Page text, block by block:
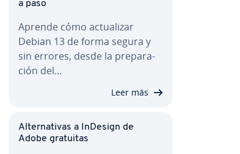
a paso
Aprende cómo ac­tua­li­zar
Debian 13 de forma segura y
sin errores, desde la pre­pa­ra­
ción del…
Leer más
Al­te­r­na­ti­vas a InDesign de
Adobe gratuitas